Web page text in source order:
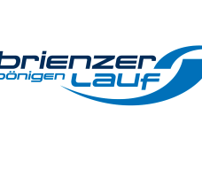
Inhalt